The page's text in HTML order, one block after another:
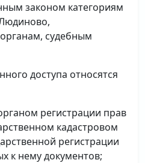
законом категориям
судебным
доступа относятся
регистрации прав
кадастровом
регистрации
к нему документов;